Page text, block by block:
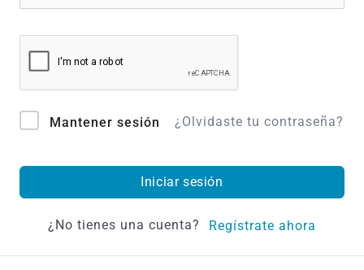
Mantener sesión ¿Olvidaste tu contraseña?
Iniciar sesión
¿No tienes una cuenta? Regístrate ahora